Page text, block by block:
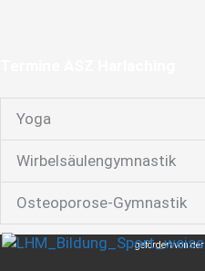
Yoga
Wirbelsäulengymnastik
Osteoporose-Gymnastik
gefördert von der